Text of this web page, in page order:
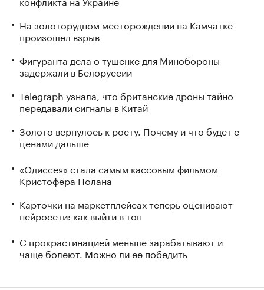
На золоторудном месторождении на Камчатке
произошел взрыв
Фигуранта дела о тушенке для Минобороны
задержали в Белоруссии
Telegraph узнала, что британские дроны тайно
передавали сигналы в Китай
Золото вернулось к росту. Почему и что будет с
ценами дальше
«Одиссея» стала самым кассовым фильмом
Кристофера Нолана
Карточки на маркетплейсах теперь оценивают
нейросети: как выйти в топ
С прокрастинацией меньше зарабатывают и
чаще болеют. Можно ли ее победить